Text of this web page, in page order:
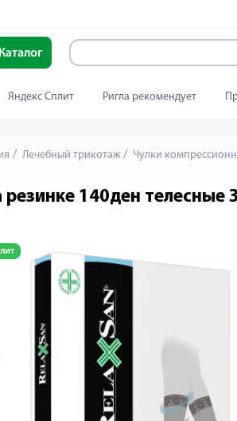
Каталог
Яндекс Сплит Ригла рекомендует
Лечебный трикотаж Чулки
резинке 140ден телесные